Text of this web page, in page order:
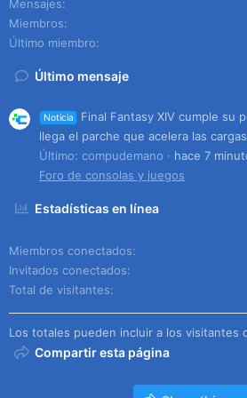
Mensajes
Miembros
Último miembro
Último mensaje
Noticia
Final Fantasy XIV cumple su
llega el parche que acelera las cargas
Último: compudemano
hace 7
Foro de consolas y juegos
Estadísticas en línea
Miembros conectados
Invitados conectados
Total de visitantes
Los totales pueden incluir a los visitantes
Compartir esta página